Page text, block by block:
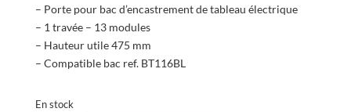
– Porte pour bac d’encastrement de tableau électrique
– 1 travée – 13 modules
– Hauteur utile 475 mm
– Compatible bac ref. BT116BL
En stock